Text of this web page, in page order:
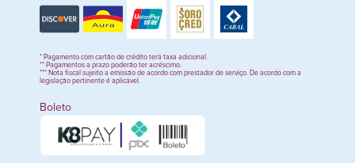
* Pagamento com cartão de crédito terá taxa adicional.
** Pagamentos a prazo poderão ter acréscimo.
*** Nota fiscal sujeito a emissão de acordo com prestador de serviço. De acordo com a
legislação pertinente é aplicável.
Boleto